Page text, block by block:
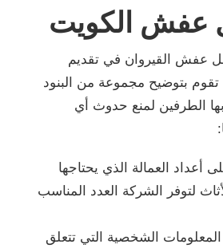
عفش الكويت
عفش القيروان في تقديم
تقوم بتوضيح مجموعة من البنود
الطرفين لمنع حدوث أي
أعداد العمالة الذي يحتاجها
لتوفر الشركة العدد المناسب
الشخصية التي تتعلق